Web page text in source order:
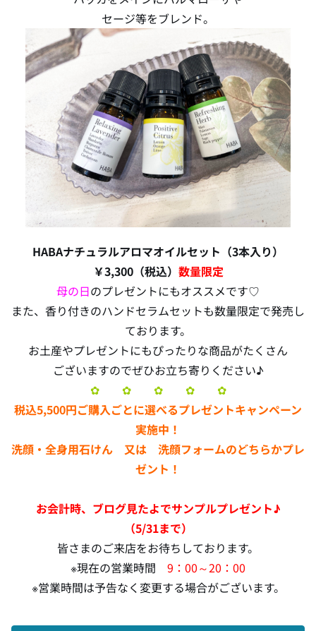
セージ等をブレンド。
HABAナチュラルアロマオイルセット（3本入り）
￥3,300（税込） 数量限定
母の日のプレゼントにもオススメです♡
また、香り付きのハンドセラムセットも数量限定で発売し
ております。
お土産やプレゼントにもぴったりな商品がたくさん
ございますのでぜひお立ち寄りください♪
✿ ✿ ✿ ✿ ✿
税込5,500円ご購入ごとに選べるプレゼントキャンペーン
実施中！
洗顔・全身用石けん 又は 洗顔フォームのどちらかプレ
ゼント！
お会計時、ブログ見たよでサンプルプレゼント♪
（5/31まで）
皆さまのご来店をお待ちしております。
※現在の営業時間 9：00～20：00
※営業時間は予告なく変更する場合がございます。